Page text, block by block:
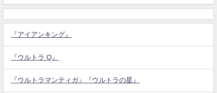
『アイアンキング』
『ウルトラ Q』
『ウルトラマンティガ』『ウルトラの星』